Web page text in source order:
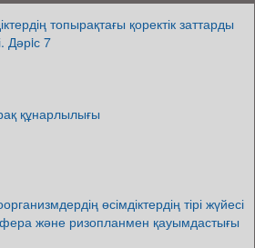
топырақтағы қоректік заттарды
Дәрiс 7
құнарлылығы
өсімдіктердің тірі жүйесі
және ризопланмен қауымдастығы